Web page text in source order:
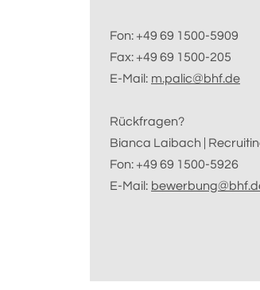
Fon: +49 69 1500-5909
Fax: +49 69 1500-205
E-Mail: m.palic@bhf.de
Rückfragen?
Bianca Laibach |
Fon: +49 69 1500-5926
E-Mail: